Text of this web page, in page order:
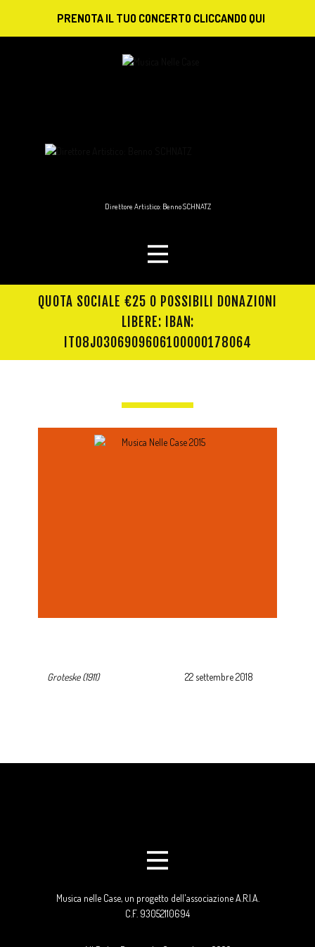
PRENOTA IL TUO CONCERTO CLICCANDO QUI
Direttore Artistico: Benno SCHNATZ
QUOTA SOCIALE €25 O POSSIBILI DONAZIONI
LIBERE: IBAN:
IT08J0306909606100000178064
Groteske (1911) 22 settembre 2018
Musica nelle Case, un progetto dell'associazione A.R.I.A.
C.F. 93052110694